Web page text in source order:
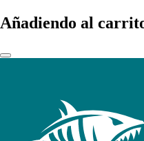
Añadiendo al